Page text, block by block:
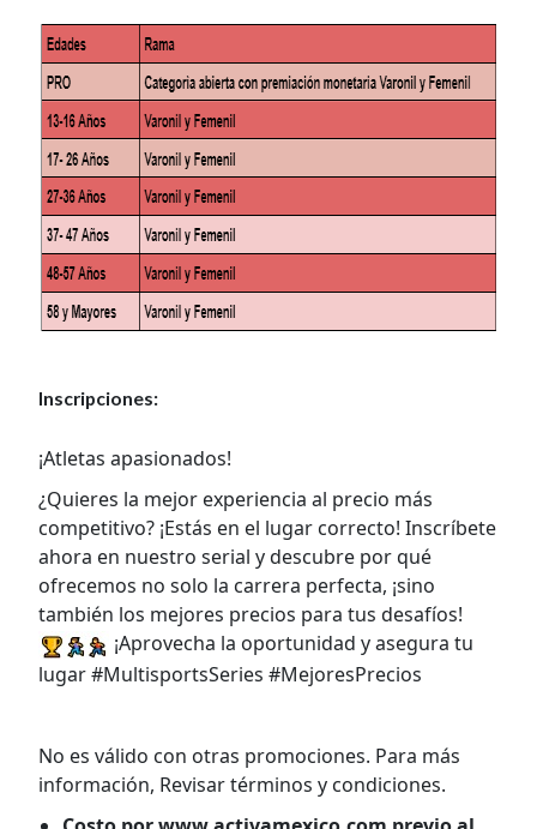
Inscripciones:
¡Atletas apasionados!
¿Quieres la mejor experiencia al precio más
competitivo? ¡Estás en el lugar correcto! Inscríbete
ahora en nuestro serial y descubre por qué
ofrecemos no solo la carrera perfecta, ¡sino
también los mejores precios para tus desafíos!
¡Aprovecha la oportunidad y asegura tu
lugar #MultisportsSeries #MejoresPrecios
No es válido con otras promociones. Para más
información, Revisar términos y condiciones.